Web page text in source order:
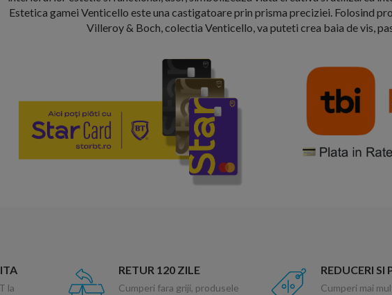
Estetica gamei Venticello este una castigatoare prin prisma preciziei. Folosind
Villeroy & Boch, colectia Venticello, va puteti crea baia de vis,
la
RETUR 120 ZILE
Cumperi fara griji, produsele
REDUCERI SI
Cumperi mai